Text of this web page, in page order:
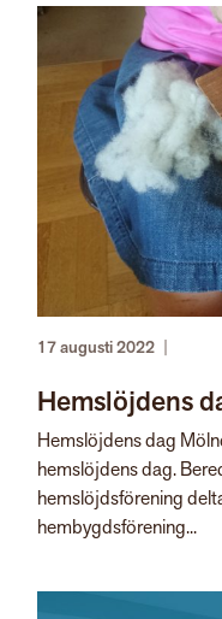
17 augusti 2022
Hemslöjdens
Hemslöjdens dag
hemslöjdens dag.
hemslöjdsförening
hembygdsförening...